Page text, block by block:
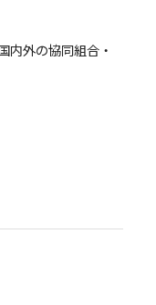
内外の協同組合・